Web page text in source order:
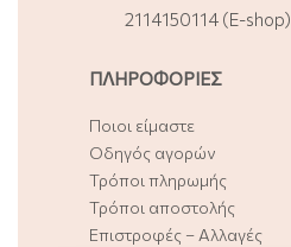
2114150114 (E-shop)
ΠΛΗΡΟΦΟΡΙΕΣ
Ποιοι είμαστε
Οδηγός αγορών
Τρόποι πληρωμής
Τρόποι αποστολής
Επιστροφές – Αλλαγές